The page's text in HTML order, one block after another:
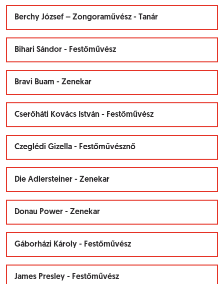
Berchy József – Zongoraművész - Tanár
Bihari Sándor - Festőművész
Bravi Buam - Zenekar
Cserőháti Kovács István - Festőművész
Czeglédi Gizella - Festőművésznő
Die Adlersteiner - Zenekar
Donau Power - Zenekar
Gáborházi Károly - Festőművész
James Presley - Festőművész